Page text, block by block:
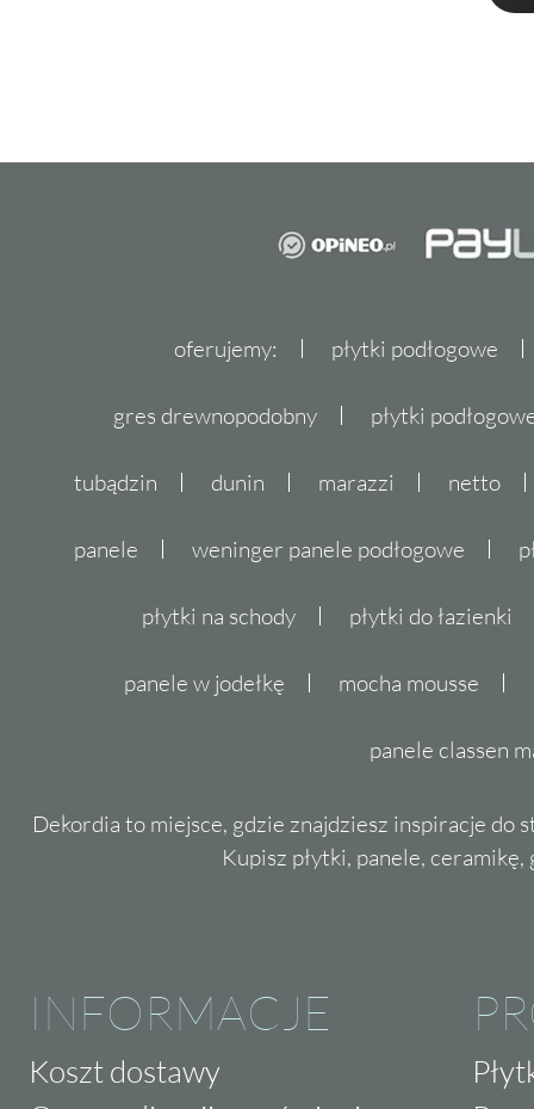
oferujemy: płytki podłogowe
gres drewnopodobny płytki
tubądzin dunin marazzi netto
panele weninger panele podłogowe
płytki na schody płytki do łazienki
panele w jodełkę mocha mousse
panele classen
Dekordia to miejsce, gdzie znajdziesz inspiracje do
Kupisz płytki, panele,
INFORMACJE
Koszt dostawy